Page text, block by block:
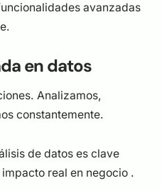
avanzadas
en datos
Analizamos,
constantemente.
de datos es clave
real en negocio .